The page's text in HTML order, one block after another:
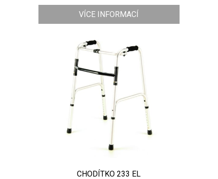
VÍCE INFORMACÍ
CHODÍTKO 233 EL